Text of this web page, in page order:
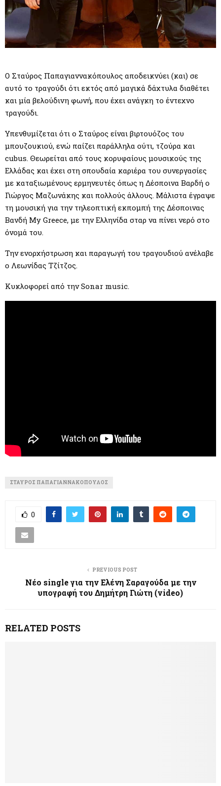
Ο Σταύρος Παπαγιαννακόπουλος αποδεικνύει (και) σε
αυτό το τραγούδι ότι εκτός από μαγικά δάχτυλα διαθέτει
και μία βελούδινη φωνή, που έχει ανάγκη το έντεχνο
τραγούδι.
Υπενθυμίζεται ότι ο Σταύρος είναι βιρτουόζος του
μπουζουκιού, ενώ παίζει παράλληλα ούτι, τζούρα και
cubus. Θεωρείται από τους κορυφαίους μουσικούς της
Ελλάδας και έχει στη σπουδαία καριέρα του συνεργασίες
με καταξιωμένους ερμηνευτές όπως η Δέσποινα Βαρδή ο
Γιώργος Μαζωνάκης και πολλούς άλλους. Μάλιστα έγραψε
τη μουσική για την τηλεοπτική εκπομπή της Δέσποινας
Βανδή My Greece, με την Ελληνίδα σταρ να πίνει νερό στο
όνομά του.
Την ενορχήστρωση και παραγωγή του τραγουδιού ανέλαβε
ο Λεωνίδας Τζίτζος.
Κυκλοφορεί από την Sonar music.
ΣΤΑΎΡΟΣ ΠΑΠΑΓΙΑΝΝΑΚΌΠΟΥΛΟΣ
0
PREVIOUS POST
Νέο single για την Ελένη Σαραγούδα με την
υπογραφή του Δημήτρη Γιώτη (video)
RELATED POSTS